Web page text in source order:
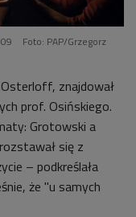
Foto: PAP/Grzegorz
znajdował
prof. Osińskiego.
Grotowski a
się z
– podkreślała
że "u samych